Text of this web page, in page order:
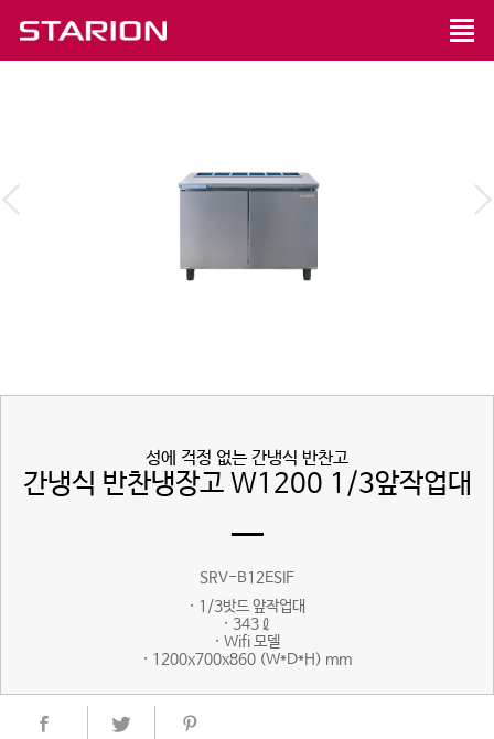
성에 걱정 없는 간냉식 반찬고
간냉식 반찬냉장고 W1200 1/3앞작업대
SRV-B12ESIF
· 1/3밧드 앞작업대
· 343ℓ
· Wifi 모델
· 1200x700x860 (W*D*H) mm